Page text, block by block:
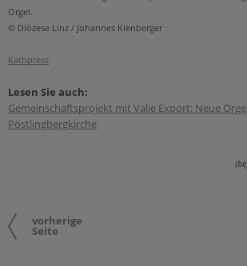
Orgel.
© Diözese Linz / Johannes Kienberger
Kathpress
Lesen Sie auch:
Gemeinschaftsprojekt mit Valie Export: Neue
Pöstlingbergkirche
vorherige
Seite